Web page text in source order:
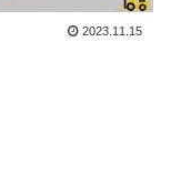
2023.11.15